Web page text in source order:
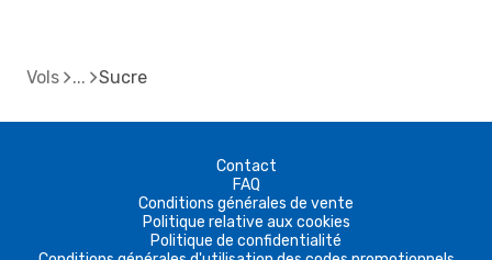
Vols Sucre
Contact
FAQ
Conditions générales de vente
Politique relative aux cookies
Politique de confidentialité